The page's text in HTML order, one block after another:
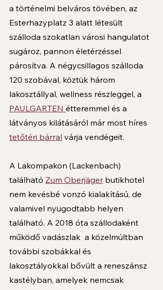
a történelmi belváros tövében, az
Esterhazyplatz 3 alatt létesült
szálloda szokatlan városi hangulatot
sugároz, pannon életérzéssel
párosítva. A négycsillagos szálloda
120 szobával, köztük három
lakosztállyal, wellness részleggel, a
PAULGARTEN étteremmel és a
látványos kilátásáról már most híres
tetőtéri bárral várja vendégeit.
A Lakompakon (Lackenbach)
található Zum Oberjäger butikhotel
nem kevésbé vonzó kialakítású, de
valamivel nyugodtabb helyen
található. A 2018 óta szállodaként
működő vadászlak  a közelmúltban
további szobákkal és
lakosztályokkal bővült a reneszánsz
kastélyban, amelyek nemcsak